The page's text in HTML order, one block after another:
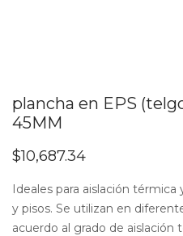
plancha en EPS
45MM
$10,687.34
Ideales para aislación
y pisos. Se utilizan en
acuerdo al grado de aislación